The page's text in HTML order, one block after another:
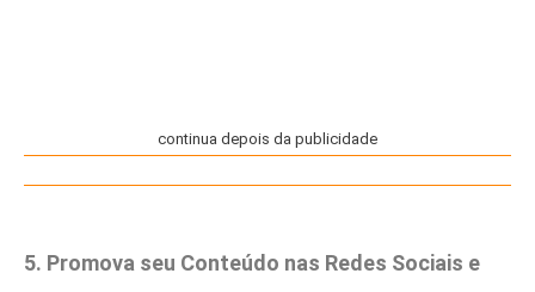
continua depois da publicidade
5. Promova seu Conteúdo nas Redes Sociais e